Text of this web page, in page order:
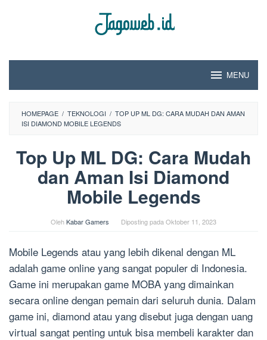
MENU
HOMEPAGE / TEKNOLOGI / TOP UP ML DG: CARA MUDAH DAN AMAN
ISI DIAMOND MOBILE LEGENDS
Top Up ML DG: Cara Mudah
dan Aman Isi Diamond
Mobile Legends
OlehKabar Gamers Diposting pada Oktober 11, 2023
Mobile Legends atau yang lebih dikenal dengan ML
adalah game online yang sangat populer di Indonesia.
Game ini merupakan game MOBA yang dimainkan
secara online dengan pemain dari seluruh dunia. Dalam
game ini, diamond atau yang disebut juga dengan uang
virtual sangat penting untuk bisa membeli karakter dan